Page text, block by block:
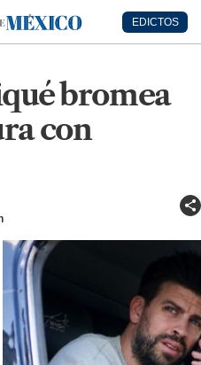
EDICTOS
bromea
con